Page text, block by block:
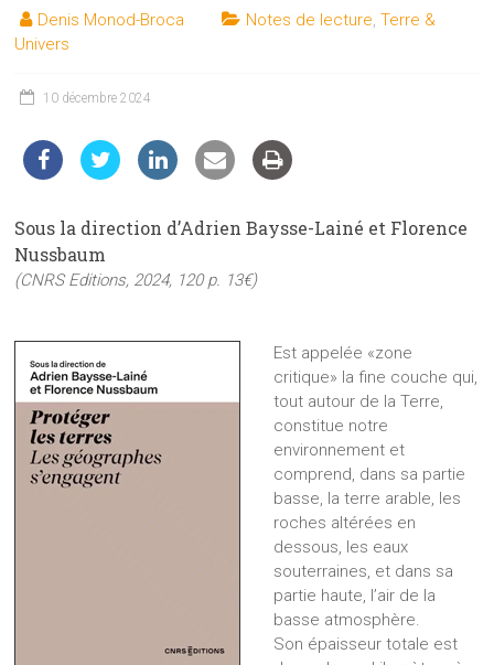
les
techniques
du
Denis Monod-Broca Notes de lecture,Terre &
Univers
10 décembre 2024
Sous la direction d’Adrien Baysse-Lainé et Florence
Nussbaum
(CNRS Editions, 2024, 120 p. 13€)
Est appelée «zone
critique» la fine couche qui,
tout autour de la Terre,
constitue notre
environnement et
comprend, dans sa partie
basse, la terre arable, les
roches altérées en
dessous, les eaux
souterraines, et dans sa
partie haute, l’air de la
basse atmosphère.
Son épaisseur totale est